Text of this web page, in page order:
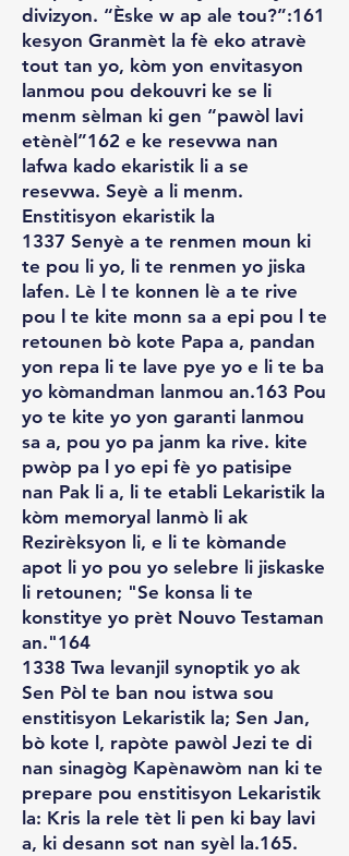
divizyon. “Èske w ap ale tou?”:161
kesyon Granmèt la fè eko atravè
tout tan yo, kòm yon envitasyon
lanmou pou dekouvri ke se li
menm sèlman ki gen “pawòl lavi
etènèl”162 e ke resevwa nan
lafwa kado ekaristik li a se
resevwa. Seyè a li menm.
Enstitisyon ekaristik la
1337 Senyè a te renmen moun ki
te pou li yo, li te renmen yo jiska
lafen. Lè l te konnen lè a te rive
pou l te kite monn sa a epi pou l te
retounen bò kote Papa a, pandan
yon repa li te lave pye yo e li te ba
yo kòmandman lanmou an.163 Pou
yo te kite yo yon garanti lanmou
sa a, pou yo pa janm ka rive. kite
pwòp pa l yo epi fè yo patisipe
nan Pak li a, li te etabli Lekaristik la
kòm memoryal lanmò li ak
Rezirèksyon li, e li te kòmande
apot li yo pou yo selebre li jiskaske
li retounen; "Se konsa li te
konstitye yo prèt Nouvo Testaman
an."164
1338 Twa levanjil synoptik yo ak
Sen Pòl te ban nou istwa sou
enstitisyon Lekaristik la; Sen Jan,
bò kote l, rapòte pawòl Jezi te di
nan sinagòg Kapènawòm nan ki te
prepare pou enstitisyon Lekaristik
la: Kris la rele tèt li pen ki bay lavi
a, ki desann sot nan syèl la.165.